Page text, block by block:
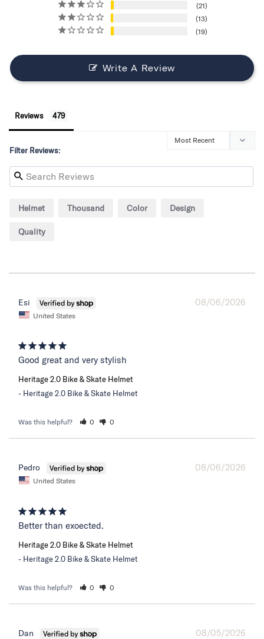
21
13
19
Write A Review
Reviews
Filter Reviews:
Helmet Thousand Color Design
Quality
08/06/2026
Esi
United States
Good great and very stylish
Heritage 2.0 Bike & Skate Helmet
Heritage 2.0 Bike & Skate Helmet
Was this helpful? 0 0
08/06/2026
Pedro
United States
Better than exoected.
Heritage 2.0 Bike & Skate Helmet
Heritage 2.0 Bike & Skate Helmet
Was this helpful? 0 0
08/05/2026
Dan